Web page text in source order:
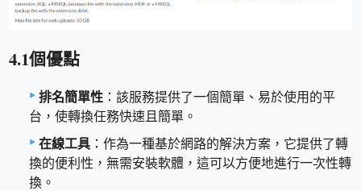
4.1個優點
排名簡單性 ：該服務提供了一個簡單、易於使用的平
台，使轉換任務快速且簡單。
在線工具 ：作為一種基於網路的解決方案，它提供了轉
換的便利性，無需安裝軟體，這可以方便地進行一次性轉
換。